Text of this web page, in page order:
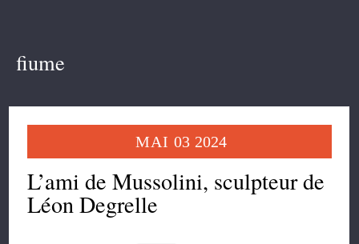
fiume
MAI 03 2024
L’ami de Mussolini, sculpteur de
Léon Degrelle